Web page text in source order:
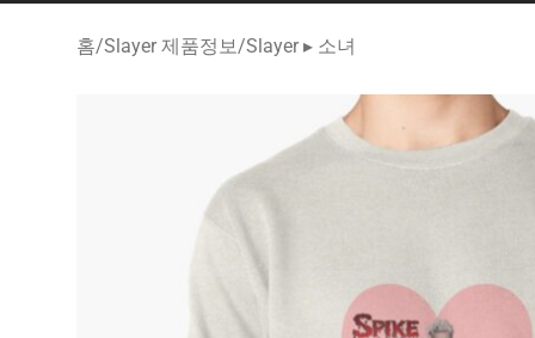
홈/Slayer 제품정보/Slayer ▸ 소녀